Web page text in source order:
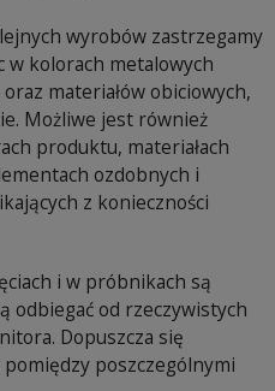
wyrobów zastrzegamy
w kolorach metalowych
materiałów obiciowych,
Możliwe jest również
produktu, materiałach
ozdobnych i
z konieczności
i w próbnikach są
odbiegać od rzeczywistych
Dopuszcza się
poszczególnymi